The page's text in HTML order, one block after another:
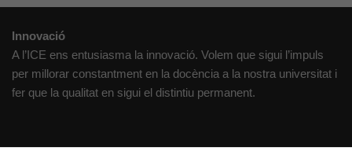
Innovació
A l’ICE ens entusiasma la innovació. Volem que sigui l’impuls
per millorar constantment en la docència a la nostra universitat i
fer que la qualitat en sigui el distintiu permanent.
funció de
com aquest
lloc web